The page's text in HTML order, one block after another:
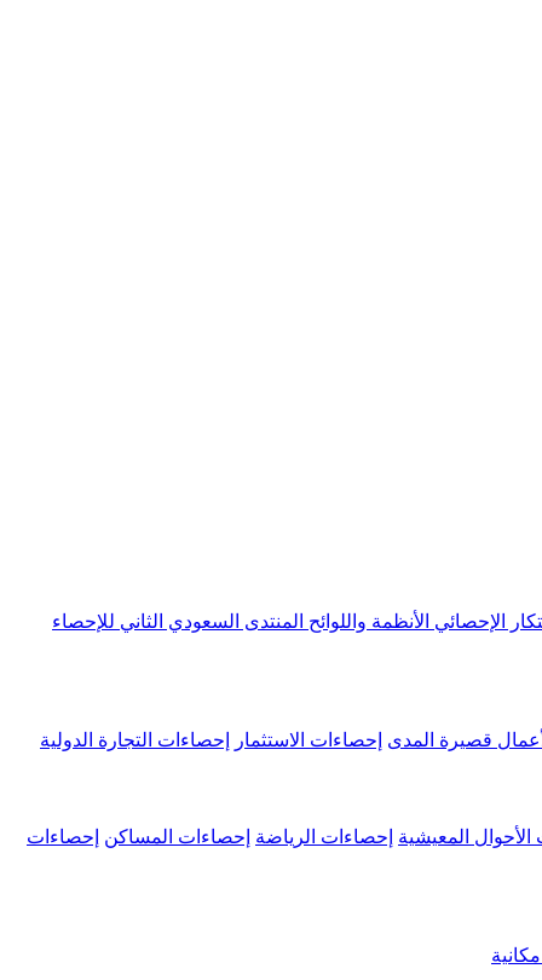
الإحصائي الأنظمة واللوائح المنتدى السعودي الثاني للإحصاء
قصيرة المدى إحصاءات الاستثمار إحصاءات التجارة الدولية
الأحوال المعيشية إحصاءات الرياضة إحصاءات المساكن إحصاءات